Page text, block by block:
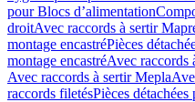
pour Blocs d’alimentation
droitAvec raccords à sertir
montage encastréPièces
montage encastréAvec raccords
Avec raccords à sertir Mepla
raccords filetésPièces